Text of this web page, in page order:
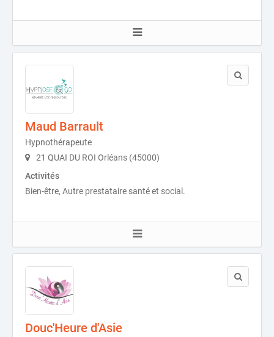
Maud Barrault
Hypnothérapeute
21 QUAI DU ROI Orléans (45000)
Activités
Bien-être, Autre prestataire santé et social.
Douc'Heure d'Asie